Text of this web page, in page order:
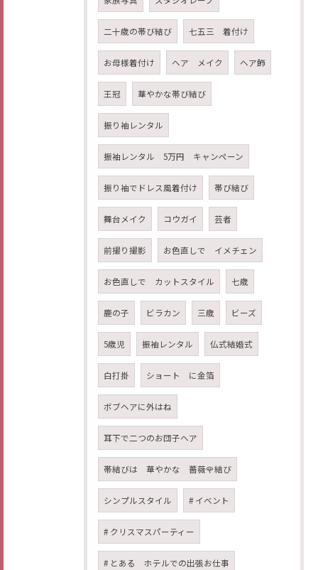
二十歳の帯び結び 七五三 着付け
お母様着付け ヘア メイク ヘア飾
王冠 華やかな帯び結び
振り袖レンタル
振袖レンタル 5万円 キャンペーン
振り袖でドレス風着付け 帯び結び
舞台メイク コウガイ 芸者
前撮り撮影 お色直しで イメチェン
お色直しで カットスタイル 七歳
鹿の子 ビラカン 三歳 ビーズ
5歳児 振袖レンタル 仏式結婚式
白打掛 ショート に金箔
ボブヘアに外はね
耳下で二つのお団子ヘア
帯結びは 華やかな 薔薇🌹結び
シンプルスタイル # イベント
# クリスマスパーティー
# とある ホテルでの出張お仕事